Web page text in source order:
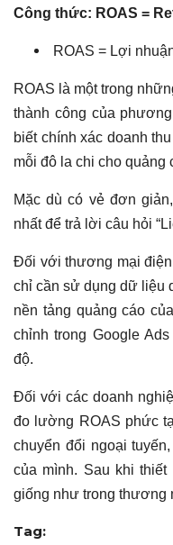
Công thức: ROAS =
ROAS = Lợi
ROAS là một trong
thành công của
biết chính xác doanh
mỗi đô la chi cho quảng
Mặc dù có vẻ đơn
nhất để trả lời câu hỏi
Đối với thương mại
chỉ cần sử dụng dữ liệu
nền tảng quảng cáo
chỉnh trong Google
độ.
Đối với các doanh
đo lường ROAS phức
chuyển đổi ngoại
của mình. Sau khi
giống như trong thương
Tag: